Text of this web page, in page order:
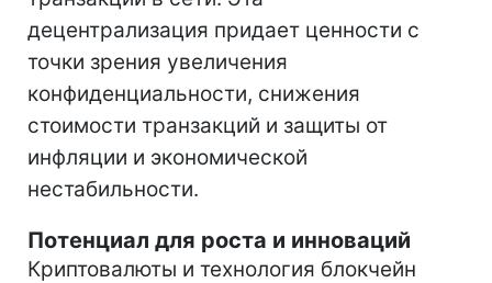
децентрализация придает ценности с
точки зрения увеличения
конфиденциальности, снижения
стоимости транзакций и защиты от
инфляции и экономической
нестабильности.
Потенциал для роста и инноваций
Криптовалюты и технология блокчейн